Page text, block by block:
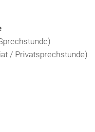
/ Privatsprechstunde)